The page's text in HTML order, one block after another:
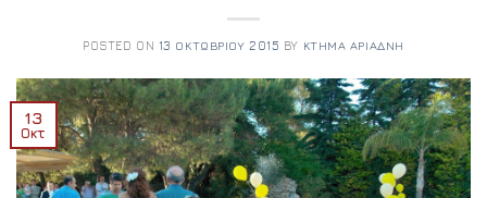
POSTED ON 13 ΟΚΤΩΒΡΊΟΥ 2015 BY ΚΤΉΜΑ ΑΡΙΆΔΝΗ
13
Οκτ